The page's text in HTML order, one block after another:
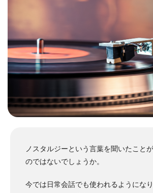
ノスタルジーという言葉を聞いたこと
のではないでしょうか。
今では日常会話でも使われるようにな